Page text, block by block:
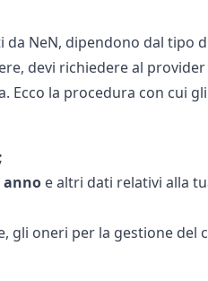
da NeN, dipendono dal
devi richiedere al
Ecco la procedura con cui
e altri dati relativi alla
gli oneri per la gestione